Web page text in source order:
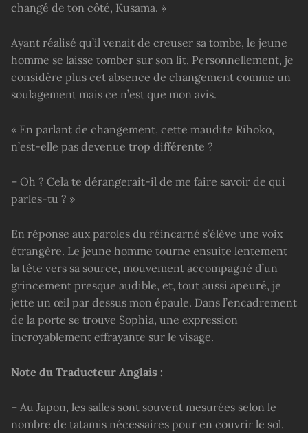
changé de ton côté, Kusama. »
Ayant réalisé qu’il venait de creuser sa tombe, le jeune
homme se laisse tomber sur son lit. Personnellement, je
considère plus cet absence de changement comme un
soulagement mais ce n’est que mon avis.
« En parlant de changement, cette maudite Rihoko,
n’est-elle pas devenue trop différente ?
– Oh ? Cela te dérangerait-il de me faire savoir de qui
parles-tu ? »
En réponse aux paroles du réincarné s’élève une voix
étrangère. Le jeune homme tourne ensuite lentement
la tête vers sa source, mouvement accompagné d’un
grincement presque audible, et, tout aussi apeuré, je
jette un œil par dessus mon épaule. Dans l’encadrement
de la porte se trouve Sophia, une expression
incroyablement effrayante sur le visage.
Note du Traducteur Anglais :
– Au Japon, les salles sont souvent mesurées selon le
nombre de tatamis nécessaires pour en couvrir le sol.